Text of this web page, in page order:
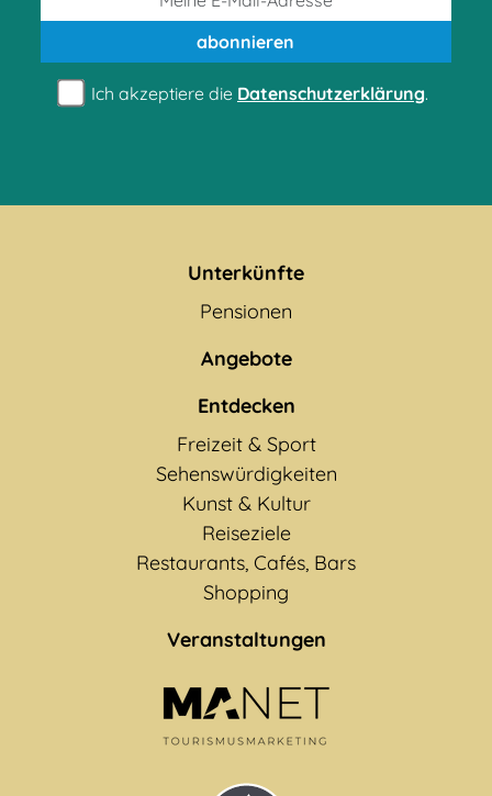
abonnieren
Ich akzeptiere die Datenschutzerklärung.
Unterkünfte
Pensionen
Angebote
Entdecken
Freizeit & Sport
Sehenswürdigkeiten
Kunst & Kultur
Reiseziele
Restaurants, Cafés, Bars
Shopping
Veranstaltungen